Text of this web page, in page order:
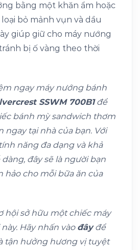
bằng một khăn ẩm hoặc
bỏ mảnh vụn và dầu
giúp giữ cho máy nướng
bị ố vàng theo thời
ngay máy nướng bánh
SSWM 700B1để
bánh mỳ sandwich thơm
ngay tại nhà của bạn. Với
năng đa dạng và khả
đây sẽ là người bạn
hảo cho mỗi bữa ăn của
hội sở hữu một chiếc máy
Hãy nhấn vào đâyđể
tận hưởng hương vị tuyệt